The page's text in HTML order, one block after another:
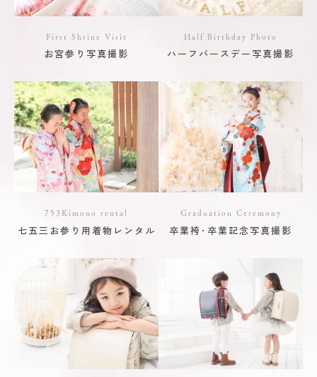
First Shrine Visit
お宮参り写真撮影
Half Birthday Photo
ハーフバースデー写真撮影
753Kimono rental
七五三お参り用着物レンタル
Graduation Ceremony
卒業袴･卒業記念写真撮影